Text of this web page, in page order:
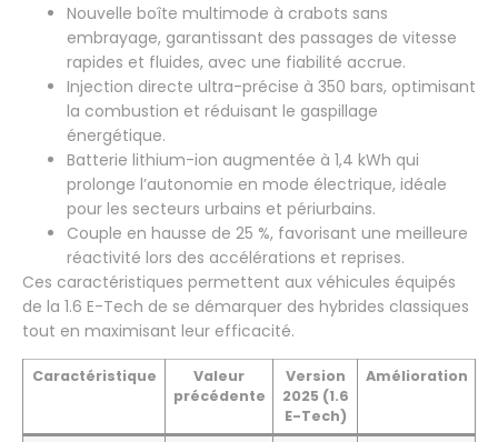
Nouvelle boîte multimode à crabots sans
embrayage, garantissant des passages de vitesse
rapides et fluides, avec une fiabilité accrue.
Injection directe ultra-précise à 350 bars, optimisant
la combustion et réduisant le gaspillage
énergétique.
Batterie lithium-ion augmentée à 1,4 kWh qui
prolonge l’autonomie en mode électrique, idéale
pour les secteurs urbains et périurbains.
Couple en hausse de 25 %, favorisant une meilleure
réactivité lors des accélérations et reprises.
Ces caractéristiques permettent aux véhicules équipés
de la 1.6 E-Tech de se démarquer des hybrides classiques
tout en maximisant leur efficacité.
Caractéristique
Valeur
précédente
Version
2025 (1.6
E-Tech)
Amélioration